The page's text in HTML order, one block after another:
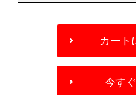
OPTIONS
カート
今す